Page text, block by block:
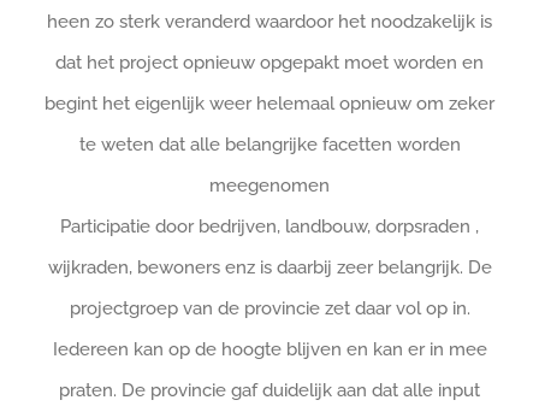
heen zo sterk veranderd waardoor het noodzakelijk is
dat het project opnieuw opgepakt moet worden en
begint het eigenlijk weer helemaal opnieuw om zeker
te weten dat alle belangrijke facetten worden
meegenomen
Participatie door bedrijven, landbouw, dorpsraden ,
wijkraden, bewoners enz is daarbij zeer belangrijk. De
projectgroep van de provincie zet daar vol op in.
Iedereen kan op de hoogte blijven en kan er in mee
praten. De provincie gaf duidelijk aan dat alle input